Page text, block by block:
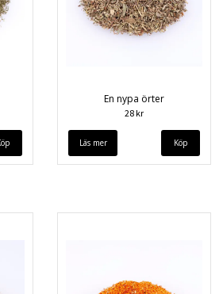
En nypa örter
28 kr
Läs mer